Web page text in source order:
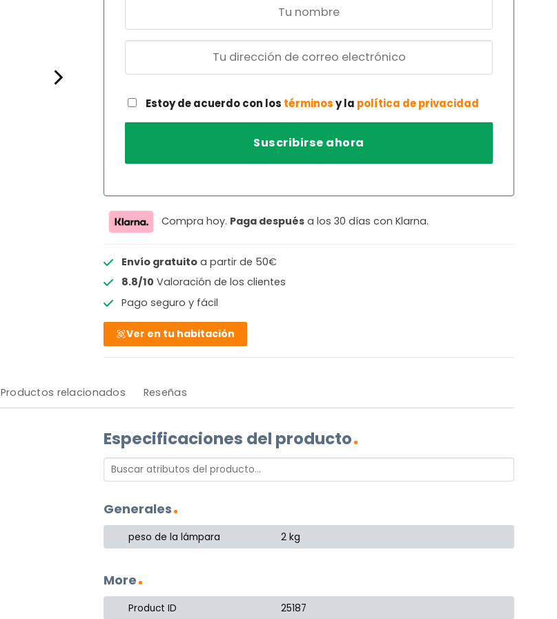
Estoy de acuerdo con los términosy la política de privacidad
Compra hoy. Paga después a los 30 días con Klarna.
Envío gratuitoa partir de 50€
8.8/10 Valoración de los clientes
Pago seguro y fácil
Ver en tu habitación
Productos relacionados Reseñas
Especificaciones del producto
Generales
peso de la lámpara 2 kg
More
Product ID 25187